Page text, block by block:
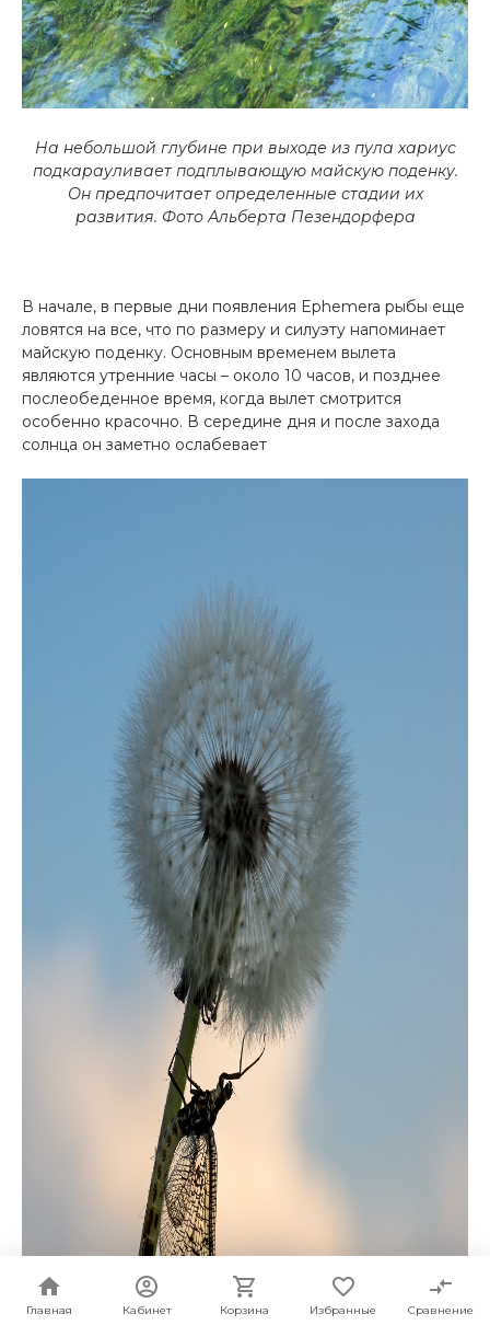
Главная Кабинет Корзина Избранные Сравнение
На небольшой глубине при выходе из пула хариус
подкарауливает подплывающую майскую поденку.
Он предпочитает определенные стадии их
развития. Фото Альберта Пезендорфера
В начале, в первые дни появления Ephemera рыбы еще
ловятся на все, что по размеру и силуэту напоминает
майскую поденку. Основным временем вылета
являются утренние часы – около 10 часов, и позднее
послеобеденное время, когда вылет смотрится
особенно красочно. В середине дня и после захода
солнца он заметно ослабевает